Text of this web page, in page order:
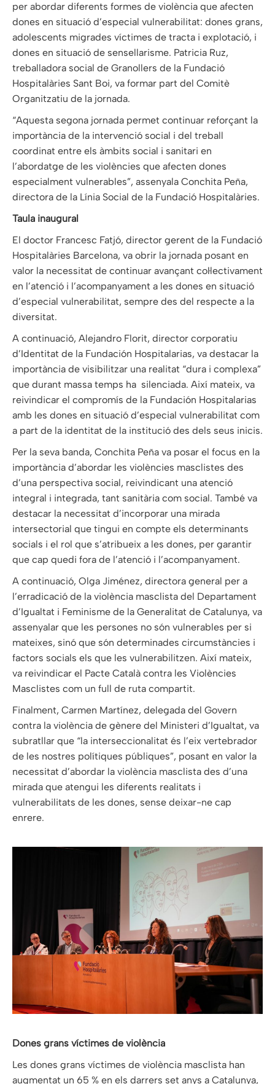
per abordar diferents formes de violència que afecten
dones en situació d’especial vulnerabilitat: dones grans,
adolescents migrades víctimes de tracta i explotació, i
dones en situació de sensellarisme. Patricia Ruz,
treballadora social de Granollers de la Fundació
Hospitalàries Sant Boi, va formar part del Comitè
Organitzatiu de la jornada.
“Aquesta segona jornada permet continuar reforçant la
importància de la intervenció social i del treball
coordinat entre els àmbits social i sanitari en
l’abordatge de les violències que afecten dones
especialment vulnerables”, assenyala Conchita Peña,
directora de la Línia Social de la Fundació Hospitalàries.
Taula inaugural
El doctor Francesc Fatjó, director gerent de la Fundació
Hospitalàries Barcelona, va obrir la jornada posant en
valor la necessitat de continuar avançant col·lectivament
en l’atenció i l’acompanyament a les dones en situació
d’especial vulnerabilitat, sempre des del respecte a la
diversitat.
A continuació, Alejandro Florit, director corporatiu
d’Identitat de la Fundación Hospitalarias, va destacar la
importància de visibilitzar una realitat “dura i complexa”
que durant massa temps ha ​ silenciada. Així mateix, va
reivindicar el compromís de la Fundación Hospitalarias
amb les dones en situació d’especial vulnerabilitat com
a part de la identitat de la institució des dels seus inicis.
Per la seva banda, Conchita Peña va posar el focus en la
importància d’abordar les violències masclistes des
d’una perspectiva social, reivindicant una atenció
integral i integrada, tant sanitària com social. També va
destacar la necessitat d’incorporar una mirada
intersectorial que tingui en compte els determinants
socials i el rol que s’atribueix a les dones, per garantir
que cap quedi fora de l’atenció i l’acompanyament.
A continuació, Olga Jiménez, directora general per a
l’erradicació de la violència masclista del Departament
d’Igualtat i Feminisme de la Generalitat de Catalunya, va
assenyalar que les persones no són vulnerables per si
mateixes, sinó que són determinades circumstàncies i
factors socials els que les vulnerabilitzen. Així mateix,
va reivindicar el Pacte Català contra les Violències
Masclistes com un full de ruta compartit.
Finalment, Carmen Martínez, delegada del Govern
contra la violència de gènere del Ministeri d’Igualtat, va
subratllar que “la interseccionalitat és l’eix vertebrador
de les nostres polítiques públiques”, posant en valor la
necessitat d’abordar la violència masclista des d’una
mirada que atengui les diferents realitats i
vulnerabilitats de les dones, sense deixar-ne cap
enrere.
Dones grans víctimes de violència
Les dones grans víctimes de violència masclista han
augmentat un 65 % en els darrers set anys a Catalunya,